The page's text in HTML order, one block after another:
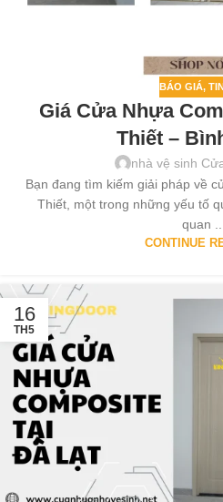
BÁO GIÁ,
Giá Cửa Nhựa
Thiết –
nhà vệ sinh
Bạn đang tìm kiếm giải pháp về
Thiết, một trong những yếu tố
quan ...
CONTINUE
16
TH5